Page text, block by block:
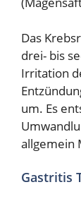
Das
drei- bis
Irritation
um. Es
allgemein
Gastritis